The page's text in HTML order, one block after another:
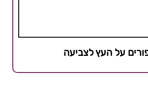
על העץ לצביעה